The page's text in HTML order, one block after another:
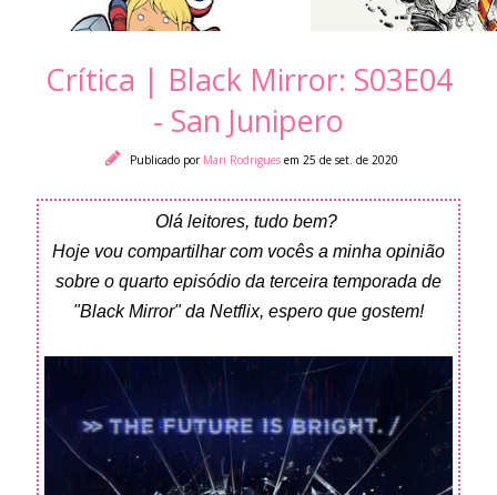
Crítica | Black Mirror: S03E04
- San Junipero
Publicado por Mari Rodrigues em 25 de set. de 2020
Olá leitores, tudo bem?
Hoje vou compartilhar com vocês a minha opinião
sobre o quarto episódio da terceira temporada de
"Black Mirror" da Netflix, espero que gostem!